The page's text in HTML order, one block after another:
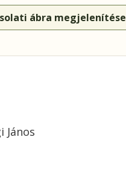
ábra megjelenítése
János